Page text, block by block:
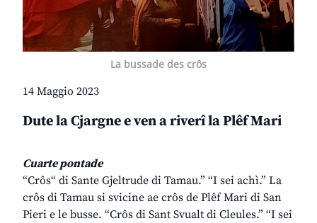
La bussade des crôs
14 Maggio 2023
Dute la Cjargne e ven a riverî la Plêf Mari
Cuarte pontade
“Crôs“ di Sante Gjeltrude di Tamau.” “I sei achì.” La
crôs di Tamau si svicine ae crôs de Plêf Mari di San
Pieri e le busse. “Crôs di Sant Svualt di Cleules.” “I sei